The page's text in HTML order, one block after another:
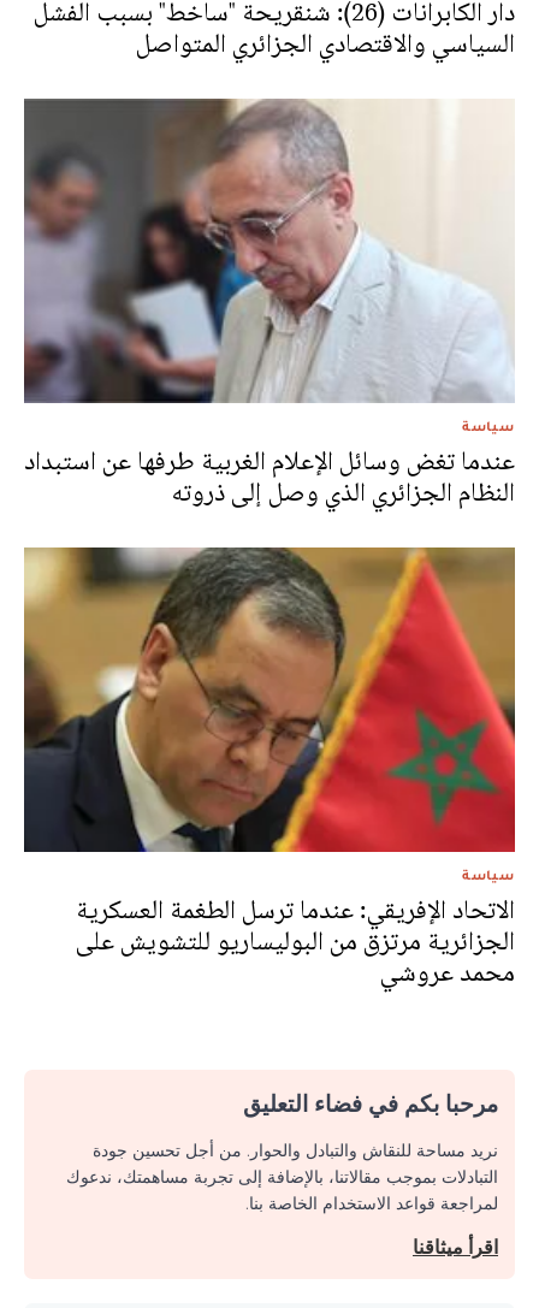
دار الكابرانات (26): شنقريحة "ساخط" بسبب الفشل
السياسي والاقتصادي الجزائري المتواصل
سياسة
عندما تغض وسائل الإعلام الغربية طرفها عن استبداد
النظام الجزائري الذي وصل إلى ذروته
سياسة
الاتحاد الإفريقي: عندما ترسل الطغمة العسكرية
الجزائرية مرتزق من البوليساريو للتشويش على
محمد عروشي
مرحبا بكم في فضاء التعليق
نريد مساحة للنقاش والتبادل والحوار. من أجل تحسين جودة
التبادلات بموجب مقالاتنا، بالإضافة إلى تجربة مساهمتك، ندعوك
لمراجعة قواعد الاستخدام الخاصة بنا.
اقرأ ميثاقنا